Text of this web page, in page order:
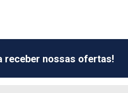
receber nossas ofertas!